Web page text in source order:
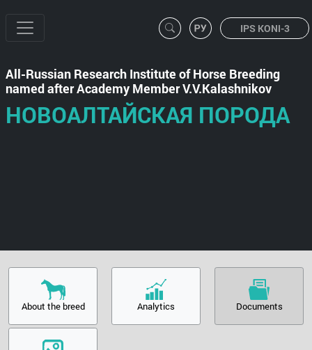
IPS KONI-3
All-Russian Research Institute of Horse Breeding
named after Academy Member V.V.Kalashnikov
НОВОАЛТАЙСКАЯ ПОРОДА
About the breed Analytics Documents